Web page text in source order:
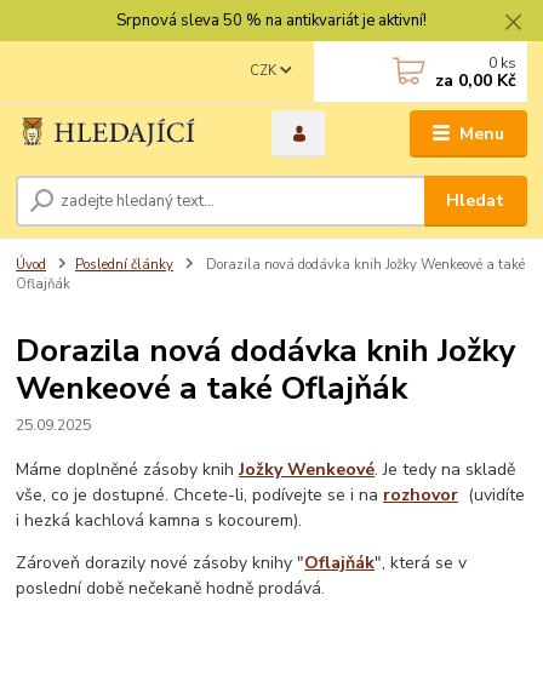
Srpnová sleva 50 % na antikvariát je aktivní!
Menu
CZK
Hledat
0 ks
za 0,00 Kč
Úvod Poslední články
Dorazila nová dodávka knih Jožky Wenkeové a také
Oflajňák
Dorazila nová dodávka knih Jožky
Wenkeové a také Oflajňák
25.09.2025
Máme doplněné zásoby knihJožky Wenkeové. Je tedy na skladě
vše, co je dostupné. Chcete-li, podívejte se i na rozhovor (uvidíte
i hezká kachlová kamna s kocourem).
Zároveň dorazily nové zásoby knihy "Oflajňák", která se v
poslední době nečekaně hodně prodává.